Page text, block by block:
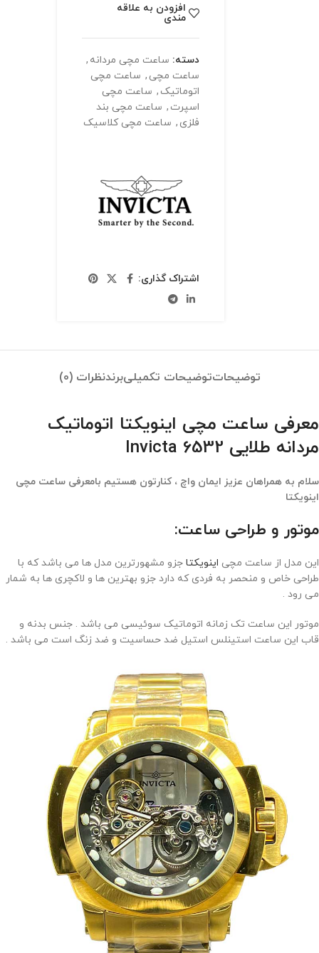
افزودن به علاقه
مندی
دسته: ساعت مچی مردانه ,
ساعت مچی , ساعت مچی
اتوماتیک , ساعت مچی
اسپرت , ساعت مچی بند
فلزی , ساعت مچی کلاسیک
اشتراک گذاری:
توضیحاتتوضیحات تکمیلیبرندنظرات (0)
معرفی ساعت مچی اینویکتا اتوماتیک
مردانه طلایی Invicta 6532
سلام به همراهان عزیز ایمان واچ ، کنارتون هستیم بامعرفی ساعت مچی
اینویکتا
موتور و طراحی ساعت:
این مدل از ساعت مچی اینویکتا جزو مشهورترین مدل ها می باشد که با
طراحی خاص و منحصر به فردی که دارد جزو بهترین ها و لاکچری ها به شمار
می رود .
موتور این ساعت تک زمانه اتوماتیک سوئیسی می باشد . جنس بدنه و
قاب این ساعت استینلس استیل ضد حساسیت و ضد زنگ است می باشد .